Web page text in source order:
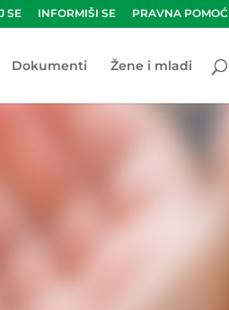
SE INFORMIŠI SE PRAVNA POMOĆ
Dokumenti Žene i mladi